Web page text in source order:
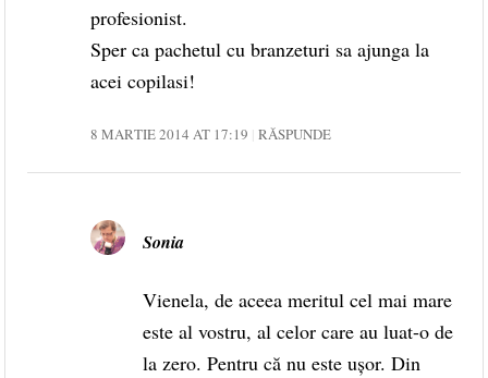
profesionist.
Sper ca pachetul cu branzeturi sa ajunga la
acei copilasi!
8 MARTIE 2014 AT 17:19 RĂSPUNDE
Sonia
Vienela, de aceea meritul cel mai mare
este al vostru, al celor care au luat-o de
la zero. Pentru că nu este ușor. Din